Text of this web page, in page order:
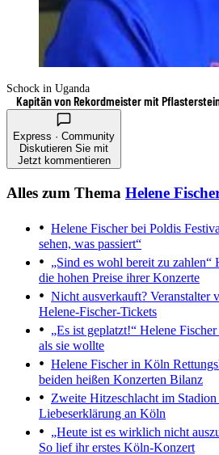
Schock in Uganda
Kapitän von Rekordmeister mit
Express · Community
Diskutieren Sie mit
Jetzt kommentieren
Alles zum Thema Helene
Helene Fischer bei Poldis
sehen, was passiert“
„Sind es wohl bereit zu zahlen“
die hohen Preise ihrer Konzerte
Nicht ausverkauft? Veranstalter
Helene-Fischer-Tickets
„Es ist geplatzt!“ Helene
als sie wollte
Helene Fischer in Köln
beiden heißen Konzerten Bilanz
Zweite Hitzeschlacht im Stadion
Liebeserklärung an Köln
„Heute ist es wirklich nicht
So lief ihr erstes Köln-Konzert